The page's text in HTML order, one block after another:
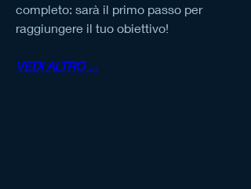
completo: sarà il primo passo per
raggiungere il tuo obiettivo!
VEDI ALTRO ...